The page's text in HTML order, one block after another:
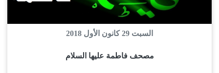
السبت 29 كانون الأول 2018
مصحف فاطمة عليها السلام